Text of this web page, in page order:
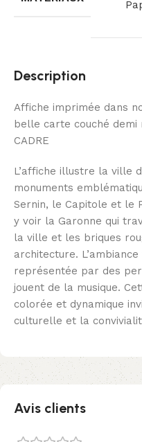
Description
Affiche imprimée dans
belle carte couché demi
CADRE
L’affiche illustre la ville
monuments
Sernin, le Capitole et le
y voir la Garonne qui
la ville et les briques
architecture.
représentée par des
jouent de la musique.
colorée et dynamique
culturelle et la
Avis clients